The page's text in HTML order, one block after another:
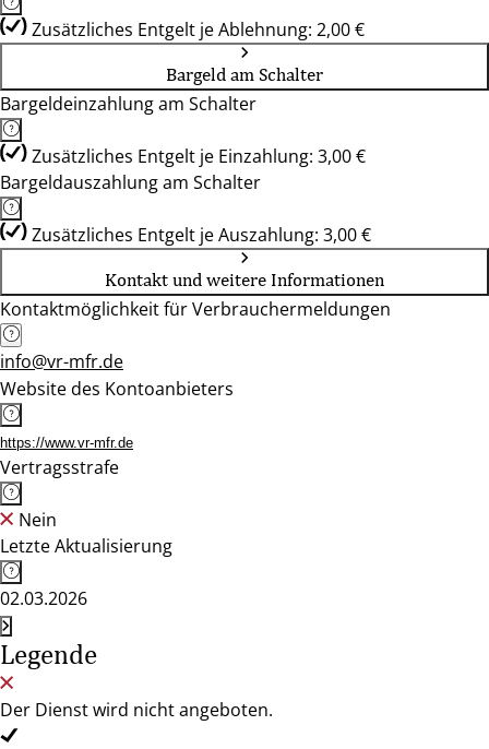
Zusätzliches Entgelt je Ablehnung: 2,00 €
Bargeld am Schalter
Bargeldeinzahlung am Schalter
Zusätzliches Entgelt je Einzahlung: 3,00 €
Bargeldauszahlung am Schalter
Zusätzliches Entgelt je Auszahlung: 3,00 €
Kontakt und weitere Informationen
Kontaktmöglichkeit für Verbrauchermeldungen
info@vr-mfr.de
Website des Kontoanbieters
https://www.vr-mfr.de
Vertragsstrafe
Nein
Letzte Aktualisierung
02.03.2026
Legende
Der Dienst wird nicht angeboten.